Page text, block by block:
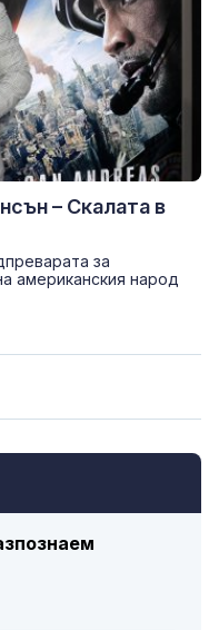
– Скалата в
за
американския народ